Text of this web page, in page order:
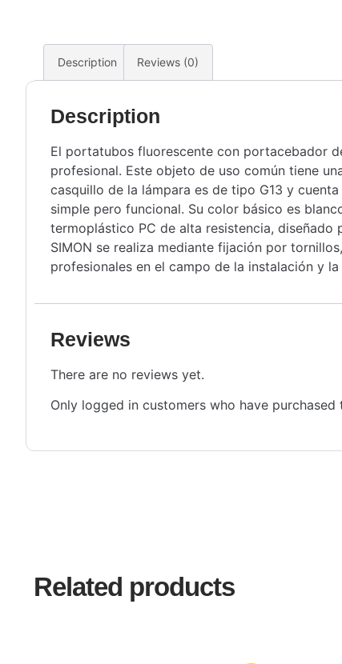
Description Reviews (0)
Description
El portatubos fluorescente con portacebador
profesional. Este objeto de uso común tiene
casquillo de la lámpara es de tipo G13 y
simple pero funcional. Su color básico es
termoplástico PC de alta resistencia,
SIMON se realiza mediante fijación por
profesionales en el campo de la instalación y
Reviews
There are no reviews yet.
Only logged in customers who have
Related products